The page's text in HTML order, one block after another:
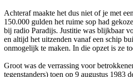
Achteraf maakte het dus niet of je met
150.000 gulden het ruime sop had
bij radio Paradijs. Justitie was blijkbaar
en altijd het uitzenden vanaf een schip
onmogelijk te maken. In die opzet is ze
Groot was de verrassing voor
tegenstanders) toen op 9 augustus 1983